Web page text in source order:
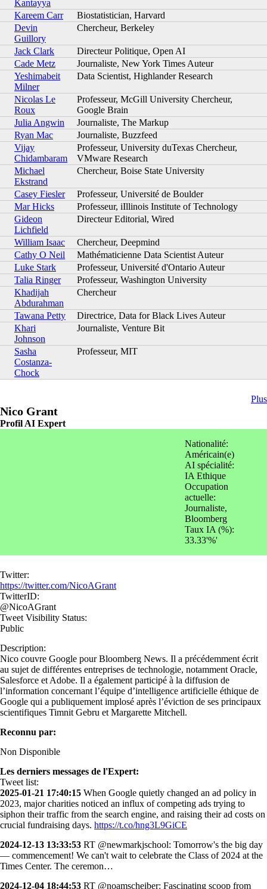
Kantayya
Kareem Carr
Biostatistician, Harvard
Devin
Guillory
Chercheur, Berkeley
Jack Clark
Directeur Politique, Open AI
Cade Metz
Journaliste, New York Times Auteur
Yeshimabeit
Milner
Data Scientist, Highlander Research
Nicolas Le
Roux
Professeur, McGill University Chercheur,
Google Brain
Julia Angwin
Journaliste, The Markup
Ryan Mac
Journaliste, Buzzfeed
Vijay
Chidambaram
Professeur, University duTexas Chercheur,
VMware Research
Michael
Ekstrand
Chercheur, Boise State University
Casey Fiesler
Professeur, Université de Boulder
Mar Hicks
Professeur, iIllinois Institute of Technology
Gideon
Lichfield
Directeur Editorial, Wired
William Isaac
Chercheur, Deepmind
Cathy O Neil
Mathématicienne Data Scientist Auteur
Luke Stark
Professeur, Université d'Ontario Auteur
Talia Ringer
Professeur, Washington University
Khadijah
Abdurahman
Chercheur
Tawana Petty
Directrice, Data for Black Lives Auteur
Khari
Johnson
Journaliste, Venture Bit
Sasha
Costanza-
Chock
Professeur, MIT
Plus
Nico Grant
Profil AI Expert
Nationalité:
Américain(e)
AI spécialité:
IA Ethique
Occupation
actuelle:
Journaliste,
Bloomberg
Taux IA (%):
33.33'%'
Twitter:
https://twitter.com/NicoAGrant
TwitterID:
@NicoAGrant
Tweet Visibility Status:
Public
Description:
Nico couvre Google pour Bloomberg News. Il a précédemment écrit
au sujet de différentes entreprises de technologie, notamment Oracle,
Salesforce et Adobe. Il a également participé à la diffusion de
l’information concernant l’équipe d’intelligence artificielle éthique de
Google qui a publiquement implosé après l’éviction de ses principaux
scientifiques Timnit Gebru et Margarette Mitchell.
Reconnu par:
Non Disponible
Les derniers messages de l'Expert:
Tweet list:
2025-01-21 17:40:15 When Google quietly changed an ad policy in
2023, major charities noticed an influx of competing ads trying to
siphon their traffic from the search engine, and raising their ad costs on
crucial fundraising days. https://t.co/hng3L9GiCE
2024-12-13 13:33:53 RT @newmarkjschool: Tomorrow's the big day
— commencement! We can't wait to celebrate the Class of 2024 at the
Times Center. The ceremon…
2024-12-04 18:44:53 RT @noamscheiber: Fascinating scoop from